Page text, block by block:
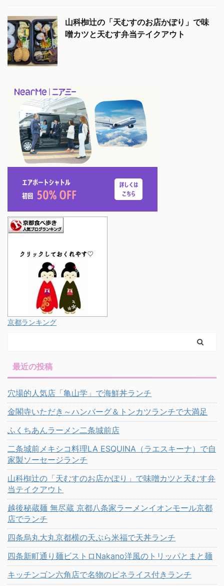
山科椥辻の「天むすのお店かぽり」で味
噌カツと天むす弁当テイクアウト
京都ランキング
最近の投稿
穴場的人気店「亀山学」で海鮮丼ランチ
金閣寺いただき～ハンバーグ＆トンカツランチで大満足
ふくちあんラーメン二条城前店
二条城前メキシコ料理LA ESQUINA（ラエスキーナ）で自
家製ソーセージランチ
山科椥辻の「天むすのお店かぽり」で味噌カツと天むす弁
当テイクアウト
越後秘蔵麺 無尽蔵 京都八条家ラーメンイオンモール京都
店でランチ
四条烏丸大丸京都横の天ぷら米福で天丼ランチ
四条新町通り麺ビストロNakano洋風のトリッパとまと麺
キッチンゴン六角店で名物のピネライス付きランチ